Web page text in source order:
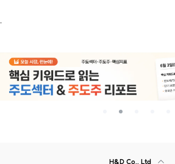
.
H&D Co., Ltd